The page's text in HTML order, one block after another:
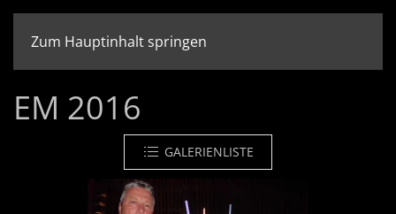
Zum Hauptinhalt springen
EM 2016
GALERIENLISTE